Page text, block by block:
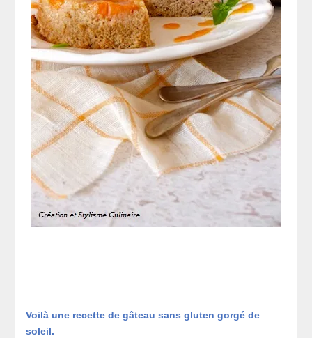
Voilà une recette de gâteau sans gluten gorgé de
soleil.